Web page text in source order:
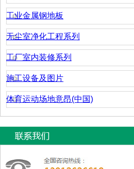
工业金属钢地板
无尘室净化工程系列
工厂室内装修系列
施工设备及图片
体育运动场地意昂(中国)